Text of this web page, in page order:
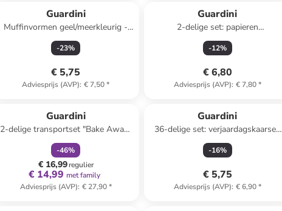
Guardini
Muffinvormen geel/meerkleurig -
200 stuks
-23%
€ 5,75
Adviesprijs (AVP): € 7,50*
Guardini
2-delige set: papieren
muffinbakvormen wit - 2x 100
stuks
-12%
€ 6,80
Adviesprijs (AVP): € 7,80*
Guardini
2-delige transportset "Bake Away"
zwart - (B)32 x (D)24 cm
-46%
€ 16,99regulier
€ 14,99 met family
Adviesprijs (AVP): € 27,90*
Guardini
36-delige set: verjaardagskaarsen
en Kaarshouder meerkleurig
-16%
€ 5,75
Adviesprijs (AVP): € 6,90*